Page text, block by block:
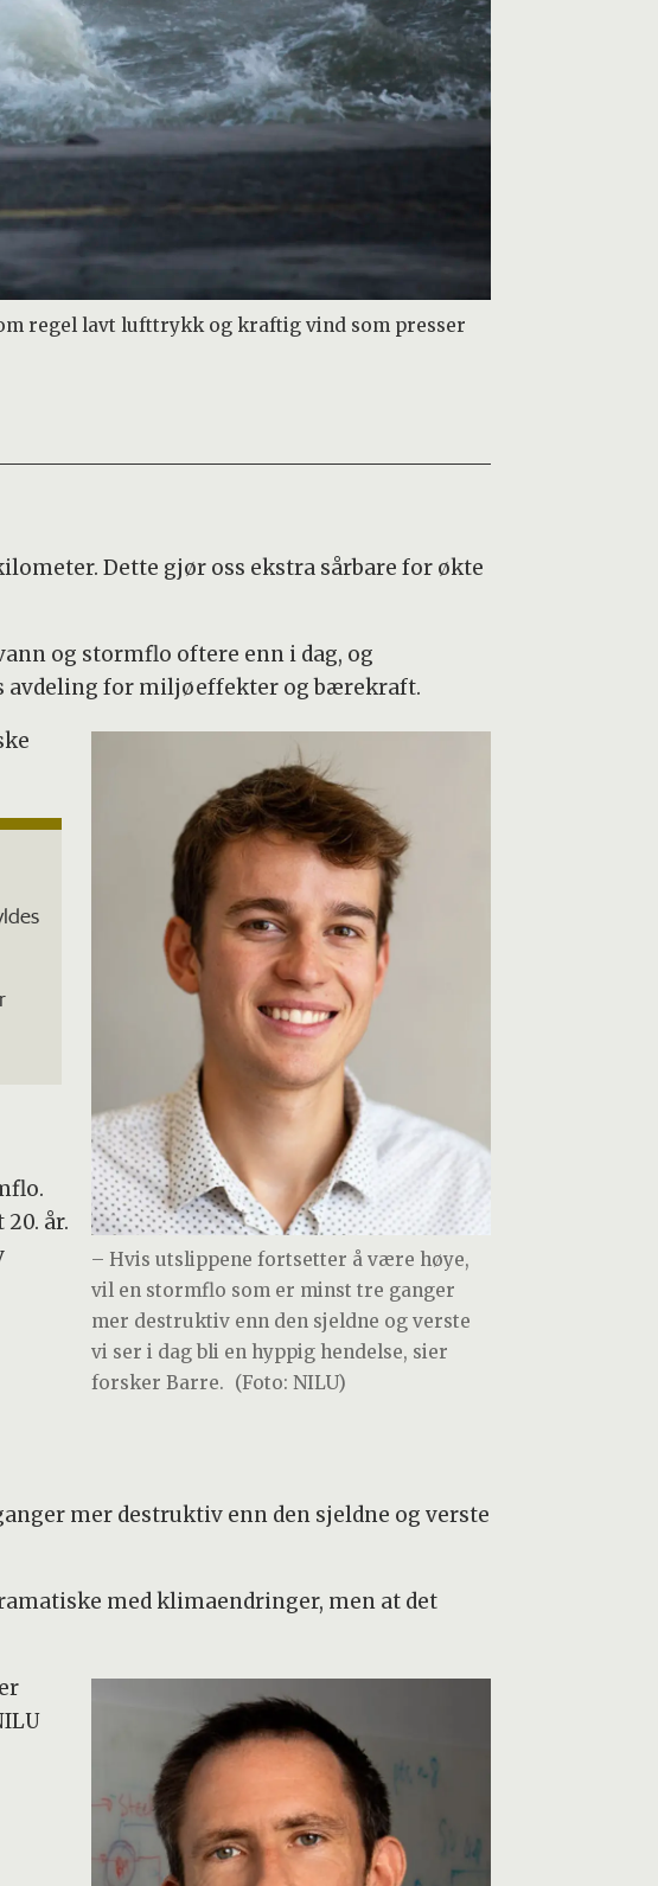
regel lavt lufttrykk og kraftig vind som presser
Dette gjør oss ekstra sårbare for økte
og stormflo oftere enn i dag, og
avdeling for miljøeffekter og bærekraft.
– Hvis utslippene fortsetter å være høye,
vil en stormflo som er minst tre ganger
mer destruktiv enn den sjeldne og verste
vi ser i dag bli en hyppig hendelse, sier
forsker Barre. (Foto: NILU)
år.
mer destruktiv enn den sjeldne og verste
med klimaendringer, men at det